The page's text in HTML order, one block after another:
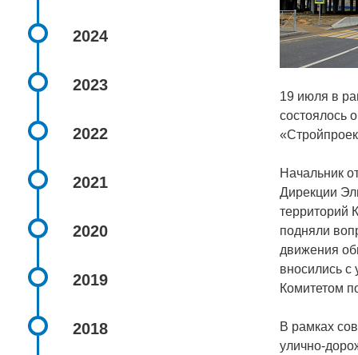
2024
2023
2022
2021
2020
2019
2018
19 июля в
состоялось
Начальник
Дирекции
территорий
подняли
движения
вносились
Комитетом
В рамках
улично-